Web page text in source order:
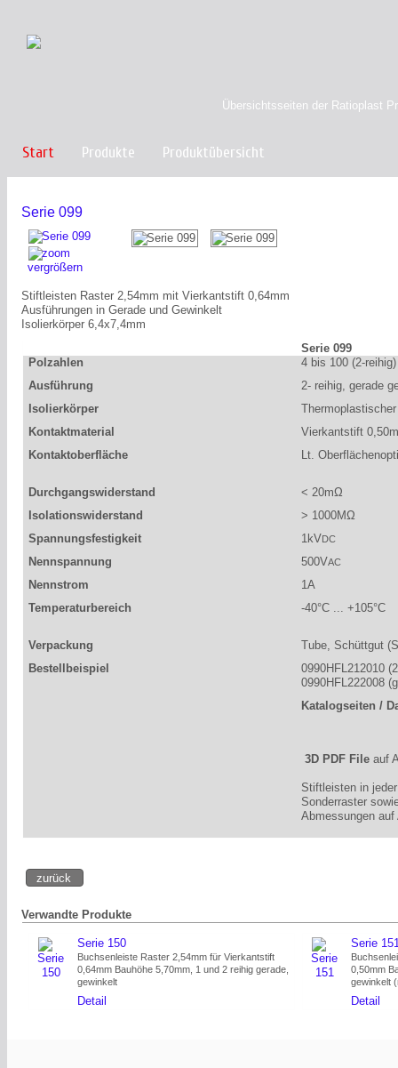
Übersichtsseiten der Ratioplast
Start Produkte Produktübersicht
Serie 099
vergrößern
Stiftleisten Raster 2,54mm mit Vierkantstift 0,64mm
Ausführungen in Gerade und Gewinkelt
Isolierkörper 6,4x7,4mm
Serie 099
Polzahlen
4 bis 100 (2-reihig)
Ausführung
2- reihig, gerade
Isolierkörper
Kontaktmaterial
Vierkantstift
Kontaktoberfläche
Lt.
Durchgangswiderstand
< 20mΩ
Isolationswiderstand
> 1000MΩ
Spannungsfestigkeit
1kVDC
Nennspannung 500VAC
Nennstrom
1A
Temperaturbereich
-40°C ... +105°C
Verpackung
Tube, Schüttgut
Bestellbeispiel
0990HFL212010
0990HFL222008
Katalogseiten /
3D PDF File auf
Stiftleisten in
Sonderraster
Abmessungen auf
Verwandte Produkte
Serie 150
Buchsenleiste Raster 2,54mm für Vierkantstift
0,64mm Bauhöhe 5,70mm, 1 und 2 reihig gerade,
gewinkelt
Detail
Serie
0,50mm
gewinkelt
Detail